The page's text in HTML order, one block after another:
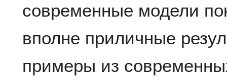
современные модели
вполне приличные
примеры из